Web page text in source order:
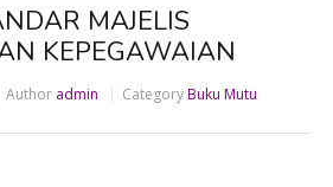
MAJELIS
KEPEGAWAIAN
Author admin CategoryBuku Mutu